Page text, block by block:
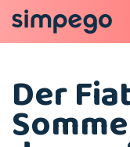
Der